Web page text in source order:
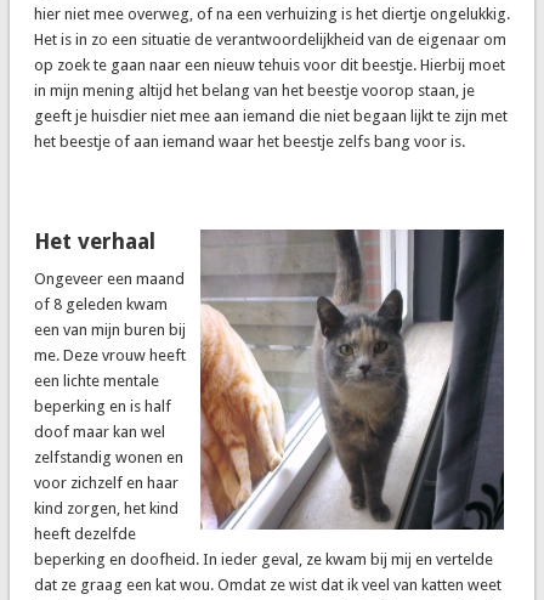
hier niet mee overweg, of na een verhuizing is het diertje ongelukkig.
Het is in zo een situatie de verantwoordelijkheid van de eigenaar om
op zoek te gaan naar een nieuw tehuis voor dit beestje. Hierbij moet
in mijn mening altijd het belang van het beestje voorop staan, je
geeft je huisdier niet mee aan iemand die niet begaan lijkt te zijn met
het beestje of aan iemand waar het beestje zelfs bang voor is.
Het verhaal
Ongeveer een maand
of 8 geleden kwam
een van mijn buren bij
me. Deze vrouw heeft
een lichte mentale
beperking en is half
doof maar kan wel
zelfstandig wonen en
voor zichzelf en haar
kind zorgen, het kind
heeft dezelfde
beperking en doofheid. In ieder geval, ze kwam bij mij en vertelde
dat ze graag een kat wou. Omdat ze wist dat ik veel van katten weet